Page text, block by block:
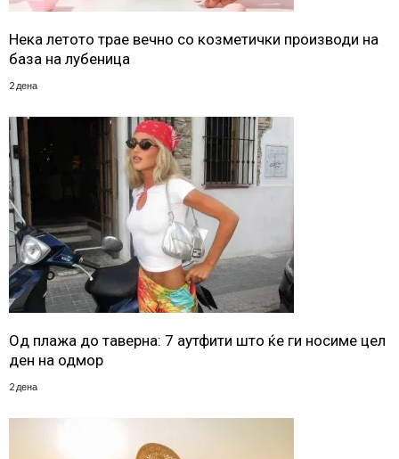
Нека летото трае вечно со козметички производи на
база на лубеница
2 дена
Од плажа до таверна: 7 аутфити што ќе ги носиме цел
ден на одмор
2 дена